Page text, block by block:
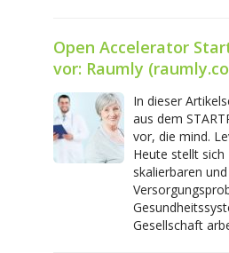
Open Accelerator
vor: Raumly
In dieser
aus dem
vor, die mind.
Heute stellt
skalierbaren
Gesellschaft